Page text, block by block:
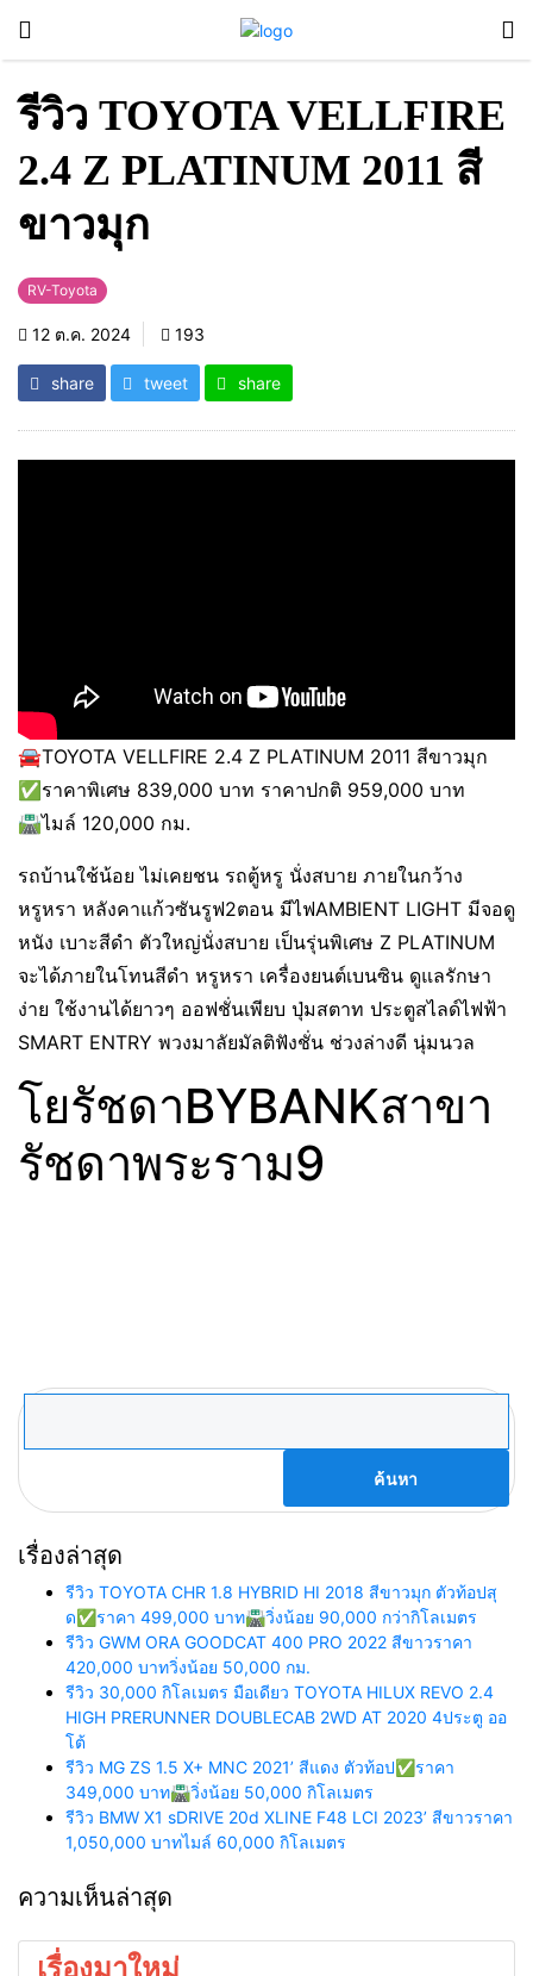
รีวิว TOYOTA VELLFIRE
2.4 Z PLATINUM 2011 สี
ขาวมุก
RV-Toyota
12 ต.ค. 2024 193
share tweet share
🚘TOYOTA VELLFIRE 2.4 Z PLATINUM 2011 สีขาวมุก
✅ราคาพิเศษ 839,000 บาท ราคาปกติ 959,000 บาท
🛣️ไมล์ 120,000 กม.
รถบ้านใช้น้อย ไม่เคยชน รถตู้หรู นั่งสบาย ภายในกว้าง
หรูหรา หลังคาแก้วซันรูฟ2ตอน มีไฟAMBIENT LIGHT มีจอดู
หนัง เบาะสีดำ ตัวใหญ่นั่งสบาย เป็นรุ่นพิเศษ Z PLATINUM
จะได้ภายในโทนสีดำ หรูหรา เครื่องยนต์เบนซิน ดูแลรักษา
ง่าย ใช้งานได้ยาวๆ ออฟชั่นเพียบ ปุ่มสตาท ประตูสไลด์ไฟฟ้า
SMART ENTRY พวงมาลัยมัลติฟังชั่น ช่วงล่างดี นุ่มนวล
โยรัชดาBYBANKสาขา
รัชดาพระราม9
ค้นหา
เรื่องล่าสุด
รีวิว TOYOTA CHR 1.8 HYBRID HI 2018 สีขาวมุก ตัวท้อปสุ
ด✅ราคา 499,000 บาท🛣️วิ่งน้อย 90,000 กว่ากิโลเมตร
รีวิว GWM ORA GOODCAT 400 PRO 2022 สีขาวราคา
420,000 บาทวิ่งน้อย 50,000 กม.
รีวิว 30,000 กิโลเมตร มือเดียว TOYOTA HILUX REVO 2.4
HIGH PRERUNNER DOUBLECAB 2WD AT 2020 4ประตู ออ
โต้
รีวิว MG ZS 1.5 X+ MNC 2021’ สีแดง ตัวท้อป✅ราคา
349,000 บาท🛣️วิ่งน้อย 50,000 กิโลเมตร
รีวิว BMW X1 sDRIVE 20d XLINE F48 LCI 2023’ สีขาวราคา
1,050,000 บาทไมล์ 60,000 กิโลเมตร
ความเห็นล่าสุด
เรื่องมาใหม่